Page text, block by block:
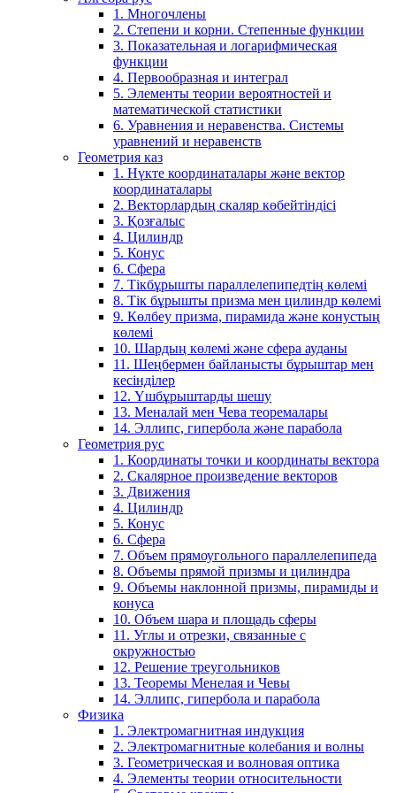
1. Многочлены
2. Степени и корни. Степенные функции
3. Показательная и логарифмическая
функции
4. Первообразная и интеграл
5. Элементы теории вероятностей и
математической статистики
6. Уравнения и неравенства. Системы
уравнений и неравенств
Геометрия каз
1. Нүкте координаталары және вектор
координаталары
2. Векторлардың скаляр көбейтіндісі
3. Қозғалыс
4. Цилиндр
5. Конус
6. Сфера
7. Тікбұрышты параллелепипедтің көлемі
8. Тік бұрышты призма мен цилиндр көлемі
9. Көлбеу призма, пирамида және конустың
көлемі
10. Шардың көлемі және сфера ауданы
11. Шеңбермен байланысты бұрыштар мен
кесінділер
12. Үшбұрыштарды шешу
13. Меналай мен Чева теоремалары
14. Эллипс, гипербола және парабола
Геометрия рус
1. Координаты точки и координаты вектора
2. Скалярное произведение векторов
3. Движения
4. Цилиндр
5. Конус
6. Сфера
7. Объем прямоугольного параллелепипеда
8. Объемы прямой призмы и цилиндра
9. Объемы наклонной призмы, пирамиды и
конуса
10. Объем шара и площадь сферы
11. Углы и отрезки, связанные с
окружностью
12. Решение треугольников
13. Теоремы Менелая и Чевы
14. Эллипс, гипербола и парабола
Физика
1. Электромагнитная индукция
2. Электромагнитные колебания и волны
3. Геометрическая и волновая оптика
4. Элементы теории относительности